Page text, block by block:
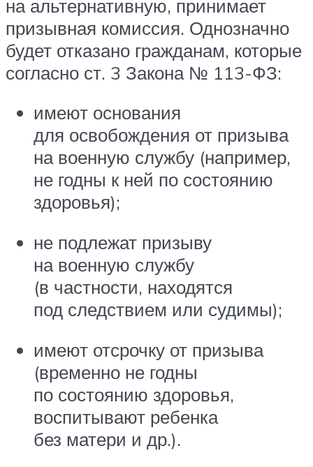
на альтернативную, принимает
призывная комиссия. Однозначно
будет отказано гражданам, которые
согласно ст. 3 Закона № 113-ФЗ:
имеют основания
для освобождения от призыва
на военную службу (например,
не годны к ней по состоянию
здоровья);
не подлежат призыву
на военную службу
(в частности, находятся
под следствием или судимы);
имеют отсрочку от призыва
(временно не годны
по состоянию здоровья,
воспитывают ребенка
без матери и др.).